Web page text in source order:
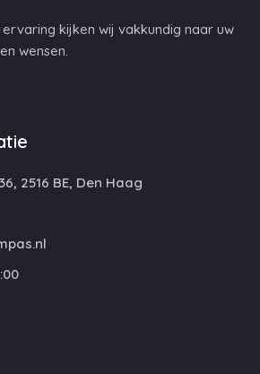
kijken wij vakkundig naar uw
wensen.
2516 BE, Den Haag